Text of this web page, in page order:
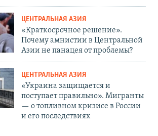
ЦЕНТРАЛЬНАЯ АЗИЯ
«Краткосрочное решение».
Почему амнистии в Центральной
Азии не панацея от проблемы?
ЦЕНТРАЛЬНАЯ АЗИЯ
«Украина защищается и
поступает правильно». Мигранты
— о топливном кризисе в России
и его последствиях